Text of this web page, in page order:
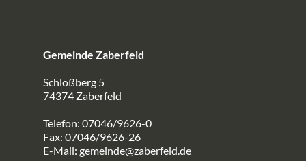
Gemeinde Zaberfeld
Schloßberg 5
74374 Zaberfeld
Telefon: 07046/9626-0
Fax: 07046/9626-26
E-Mail: gemeinde@zaberfeld.de